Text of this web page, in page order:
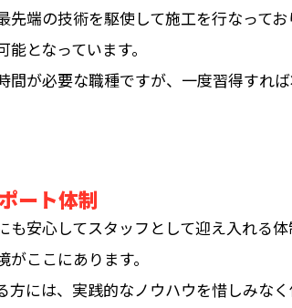
先端の技術を駆使して施工を行なって
能となっています。
間が必要な職種ですが、一度習得すれ
ート体制
も安心してスタッフとして迎え入れる
がここにあります。
方には、実践的なノウハウを惜しみな